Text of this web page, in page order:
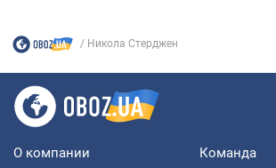
Никола Стерджен
О компании Команда